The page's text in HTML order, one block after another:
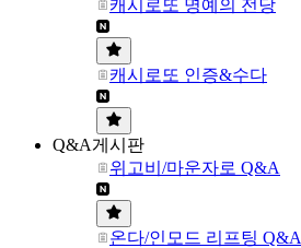
캐시로또 명예의 전당
캐시로또 인증&수다
Q&A게시판
위고비/마운자로 Q&A
온다/인모드 리프팅 Q&A